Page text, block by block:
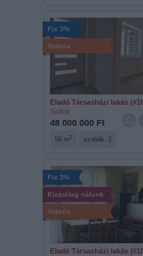
Fix 3%
Videós
Eladó Társasházi lakás
Siófok
48 000 000 Ft
56 m2 szobák: 2
Fix 3%
Kizárólag nálunk
Videós
Eladó Társasházi lakás